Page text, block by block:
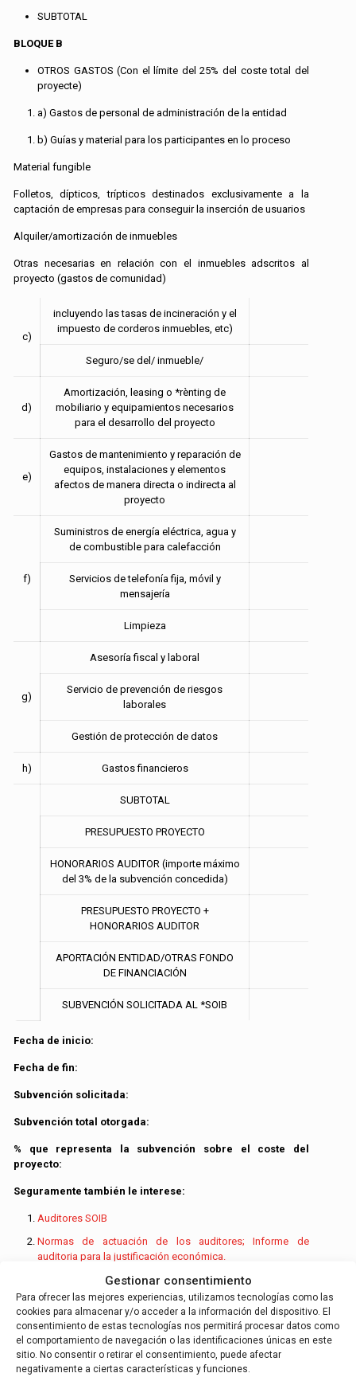
Gestionar consentimiento
Para ofrecer las mejores experiencias, utilizamos tecnologías como las
cookies para almacenar y/o acceder a la información del dispositivo. El
consentimiento de estas tecnologías nos permitirá procesar datos como
el comportamiento de navegación o las identificaciones únicas en este
sitio. No consentir o retirar el consentimiento, puede afectar
negativamente a ciertas características y funciones.
SUBTOTAL
BLOQUE B
OTROS GASTOS (Con el límite del 25% del coste total del
proyecte)
a) Gastos de personal de administración de la entidad
b) Guías y material para los participantes en lo proceso
Material fungible
Folletos, dípticos, trípticos destinados exclusivamente a la
captación de empresas para conseguir la inserción de usuarios
Alquiler/amortización de inmuebles
Otras necesarias en relación con el inmuebles adscritos al
proyecto (gastos de comunidad)
c)
incluyendo las tasas de incineración y el
impuesto de corderos inmuebles, etc)
Seguro/se del/ inmueble/
d)
Amortización, leasing o *rènting de
mobiliario y equipamientos necesarios
para el desarrollo del proyecto
e)
Gastos de mantenimiento y reparación de
equipos, instalaciones y elementos
afectos de manera directa o indirecta al
proyecto
f)
Suministros de energía eléctrica, agua y
de combustible para calefacción
Servicios de telefonía fija, móvil y
mensajería
Limpieza
g)
Asesoría fiscal y laboral
Servicio de prevención de riesgos
laborales
Gestión de protección de datos
h) Gastos financieros
SUBTOTAL
PRESUPUESTO PROYECTO
HONORARIOS AUDITOR (importe máximo
del 3% de la subvención concedida)
PRESUPUESTO PROYECTO +
HONORARIOS AUDITOR
APORTACIÓN ENTIDAD/OTRAS FONDO
DE FINANCIACIÓN
SUBVENCIÓN SOLICITADA AL *SOIB
Fecha de inicio:
Fecha de fin:
Subvención solicitada:
Subvención total otorgada:
% que representa la subvención sobre el coste del
proyecto:
Seguramente también le interese:
Auditores SOIB
Normas de actuación de los auditores; Informe de
auditoria para la justificación económica.
Modelo del informe de Auditoria SOIB para la justificación
económica de ayudas para poner en práctica procesos de
inserción para la ocupación de colectivos vulnerables.
Contactar con nuestros auditores SOIB
Busque su oficina de auditoria
más próximo en nuestra